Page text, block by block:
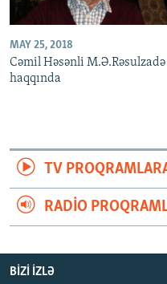
MAY 25, 2018
Cəmil Həsənli M.Ə.Rəsulzadə
haqqında
TV
RADIO
BIZI IZLƏ